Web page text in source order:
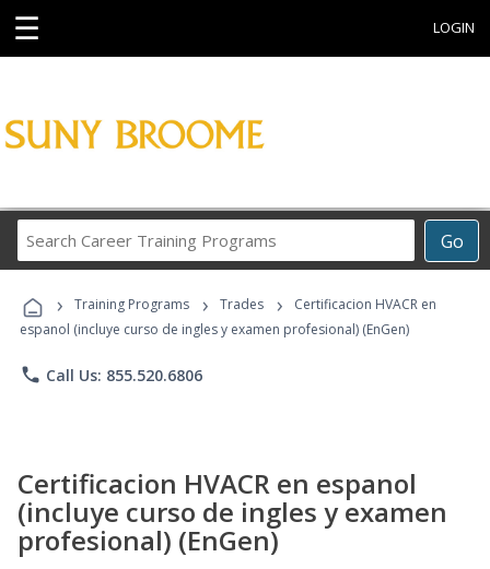
☰ LOGIN
Go
Career
Programs
› Training Programs › Trades ›
Certificacion HVACR en
espanol (incluye curso de ingles y examen profesional) (EnGen)
phone Call Us: 855.520.6806
Certificacion HVACR en espanol
(incluye curso de ingles y examen
profesional) (EnGen)